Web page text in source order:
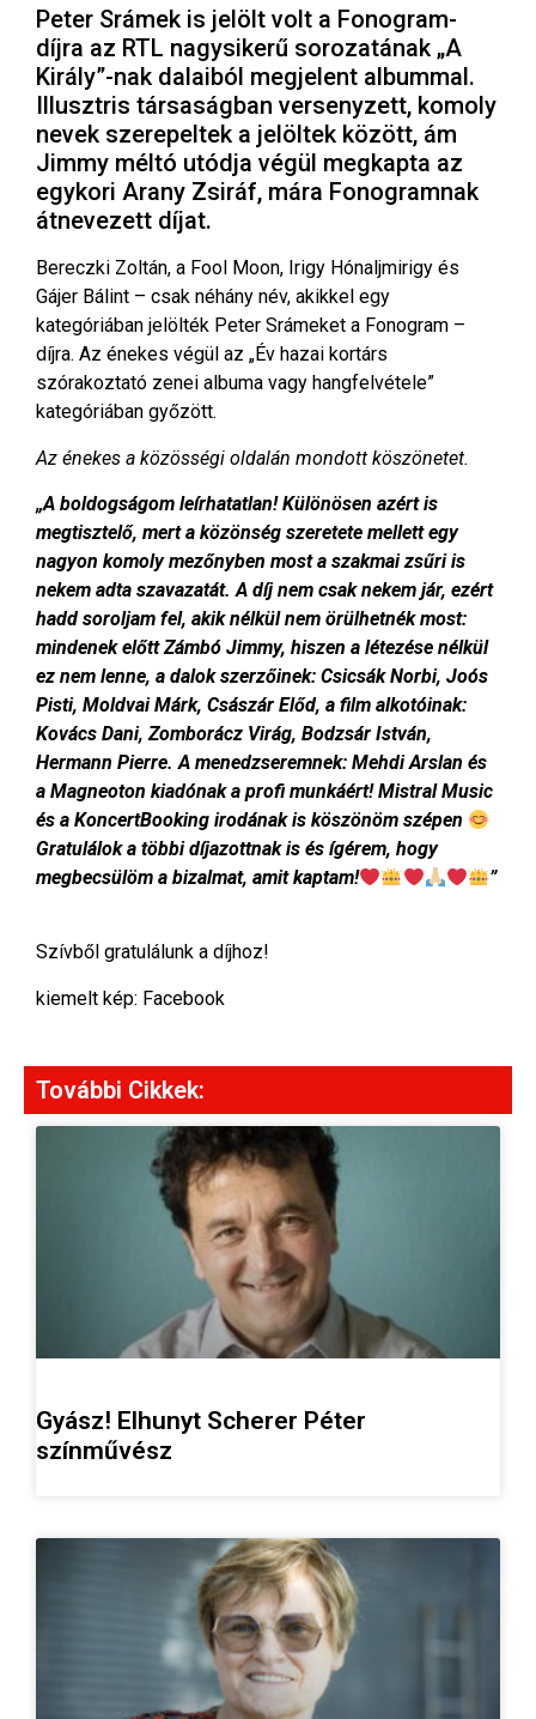
Peter Srámek is jelölt volt a Fonogram-
díjra az RTL nagysikerű sorozatának „A
Király”-nak dalaiból megjelent albummal.
Illusztris társaságban versenyzett, komoly
nevek szerepeltek a jelöltek között, ám
Jimmy méltó utódja végül megkapta az
egykori Arany Zsiráf, mára Fonogramnak
átnevezett díjat.
Bereczki Zoltán, a Fool Moon, Irigy Hónaljmirigy és
Gájer Bálint – csak néhány név, akikkel egy
kategóriában jelölték Peter Srámeket a Fonogram –
díjra. Az énekes végül az „Év hazai kortárs
szórakoztató zenei albuma vagy hangfelvétele”
kategóriában győzött.
Az énekes a közösségi oldalán mondott köszönetet.
„A boldogságom leírhatatlan! Különösen azért is
megtisztelő, mert a közönség szeretete mellett egy
nagyon komoly mezőnyben most a szakmai zsűri is
nekem adta szavazatát. A díj nem csak nekem jár, ezért
hadd soroljam fel, akik nélkül nem örülhetnék most:
mindenek előtt Zámbó Jimmy, hiszen a létezése nélkül
ez nem lenne, a dalok szerzőinek: Csicsák Norbi, Joós
Pisti, Moldvai Márk, Császár Előd, a film alkotóinak:
Kovács Dani, Zomborácz Virág, Bodzsár István,
Hermann Pierre. A menedzseremnek: Mehdi Arslan és
a Magneoton kiadónak a profi munkáért! Mistral Music
és a KoncertBooking irodának is köszönöm szépen
Gratulálok a többi díjazottnak is és ígérem, hogy
megbecsülöm a bizalmat, amit kaptam!
”
Szívből gratulálunk a díjhoz!
kiemelt kép: Facebook
További Cikkek:
Gyász! Elhunyt Scherer Péter
színművész